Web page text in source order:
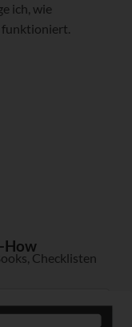
ich, wie
funktioniert.
How
Checklisten